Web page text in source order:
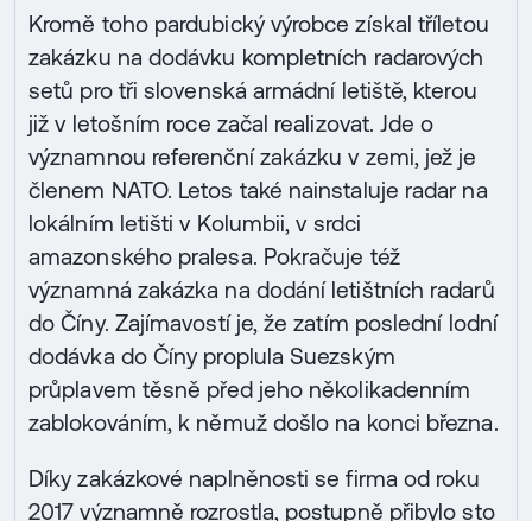
Kromě toho pardubický výrobce získal tříletou
zakázku na dodávku kompletních radarových
setů pro tři slovenská armádní letiště, kterou
již v letošním roce začal realizovat. Jde o
významnou referenční zakázku v zemi, jež je
členem NATO. Letos také nainstaluje radar na
lokálním letišti v Kolumbii, v srdci
amazonského pralesa. Pokračuje též
významná zakázka na dodání letištních radarů
do Číny. Zajímavostí je, že zatím poslední lodní
dodávka do Číny proplula Suezským
průplavem těsně před jeho několikadenním
zablokováním, k němuž došlo na konci března.
Díky zakázkové naplněnosti se firma od roku
2017 významně rozrostla, postupně přibylo sto